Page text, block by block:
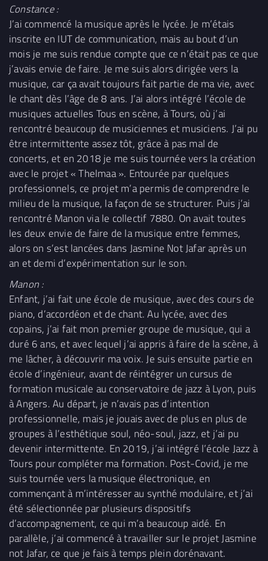
Constance :
J’ai commencé la musique après le lycée. Je m’étais
inscrite en IUT de communication, mais au bout d’un
mois je me suis rendue compte que ce n’était pas ce que
j’avais envie de faire. Je me suis alors dirigée vers la
musique, car ça avait toujours fait partie de ma vie, avec
le chant dès l’âge de 8 ans. J’ai alors intégré l’école de
musiques actuelles Tous en scène, à Tours, où j’ai
rencontré beaucoup de musiciennes et musiciens. J’ai pu
être intermittente assez tôt, grâce à pas mal de
concerts, et en 2018 je me suis tournée vers la création
avec le projet « Thelmaa ». Entourée par quelques
professionnels, ce projet m’a permis de comprendre le
milieu de la musique, la façon de se structurer. Puis j’ai
rencontré Manon via le collectif 7880. On avait toutes
les deux envie de faire de la musique entre femmes,
alors on s’est lancées dans Jasmine Not Jafar après un
an et demi d’expérimentation sur le son.
Manon :
Enfant, j’ai fait une école de musique, avec des cours de
piano, d’accordéon et de chant. Au lycée, avec des
copains, j’ai fait mon premier groupe de musique, qui a
duré 6 ans, et avec lequel j’ai appris à faire de la scène, à
me lâcher, à découvrir ma voix. Je suis ensuite partie en
école d’ingénieur, avant de réintégrer un cursus de
formation musicale au conservatoire de jazz à Lyon, puis
à Angers. Au départ, je n’avais pas d’intention
professionnelle, mais je jouais avec de plus en plus de
groupes à l’esthétique soul, néo-soul, jazz, et j’ai pu
devenir intermittente. En 2019, j’ai intégré l’école Jazz à
Tours pour compléter ma formation. Post-Covid, je me
suis tournée vers la musique électronique, en
commençant à m’intéresser au synthé modulaire, et j’ai
été sélectionnée par plusieurs dispositifs
d’accompagnement, ce qui m’a beaucoup aidé. En
parallèle, j’ai commencé à travailler sur le projet Jasmine
not Jafar, ce que je fais à temps plein dorénavant.